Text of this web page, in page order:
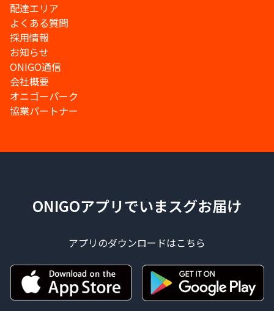
配達エリア
よくある質問
採用情報
お知らせ
ONIGO通信
会社概要
オニゴーパーク
協業パートナー
ONIGOアプリでいまスグお届け
アプリのダウンロードはこちら